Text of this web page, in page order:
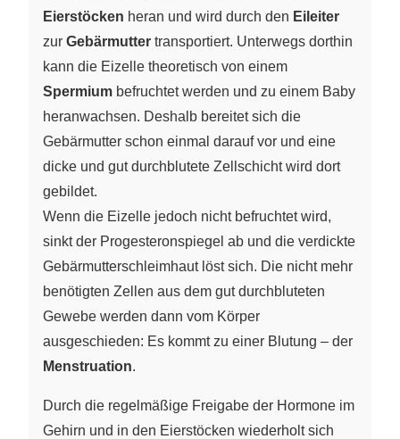
Eierstöcken heran und wird durch den Eileiter
zur Gebärmutter transportiert. Unterwegs dorthin
kann die Eizelle theoretisch von einem
Spermium befruchtet werden und zu einem Baby
heranwachsen. Deshalb bereitet sich die
Gebärmutter schon einmal darauf vor und eine
dicke und gut durchblutete Zellschicht wird dort
gebildet.
Wenn die Eizelle jedoch nicht befruchtet wird,
sinkt der Progesteronspiegel ab und die verdickte
Gebärmutterschleimhaut löst sich. Die nicht mehr
benötigten Zellen aus dem gut durchbluteten
Gewebe werden dann vom Körper
ausgeschieden: Es kommt zu einer Blutung – der
Menstruation.
Durch die regelmäßige Freigabe der Hormone im
Gehirn und in den Eierstöcken wiederholt sich